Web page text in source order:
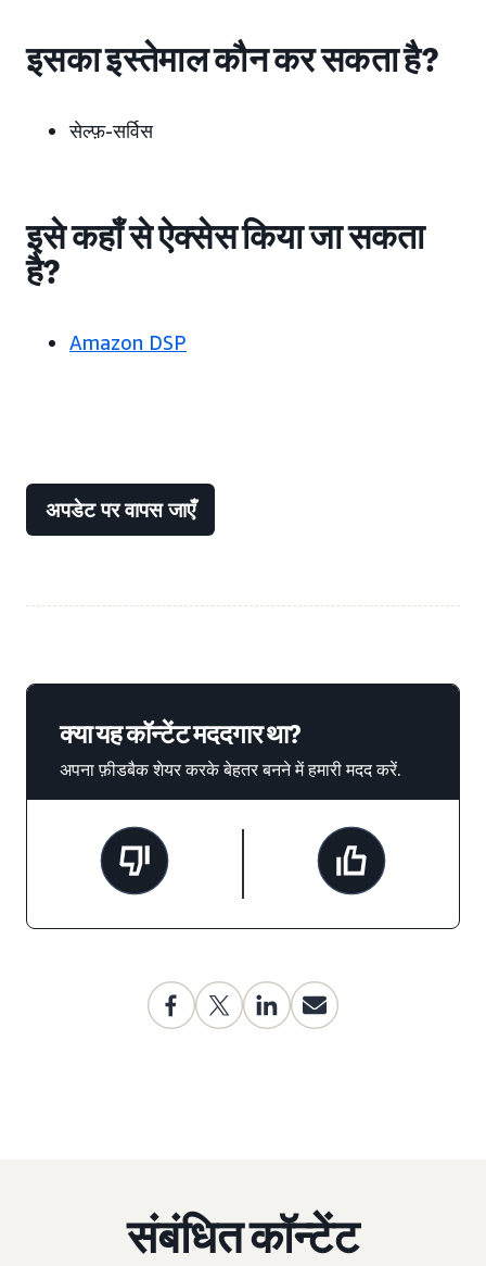
इसका इस्तेमाल कौन कर सकता है?
सेल्फ़-सर्विस
इसे कहाँ से ऐक्सेस किया जा सकता
है?
Amazon DSP
अपडेट पर वापस जाएँ
क्या यह कॉन्टेंट मददगार था?
अपना फ़ीडबैक शेयर करके बेहतर बनने में हमारी मदद करें.
संबंधित कॉन्टेंट